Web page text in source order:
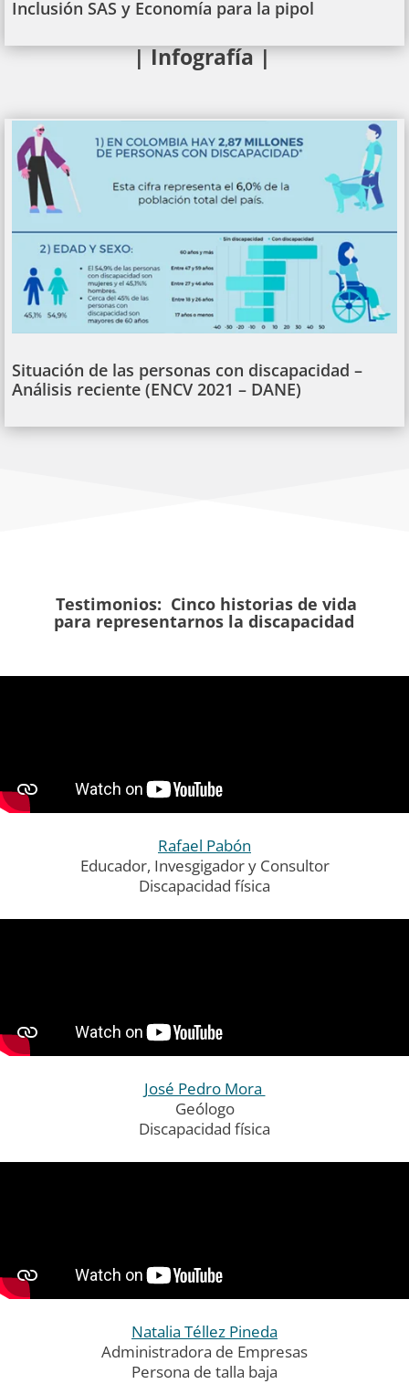
Inclusión SAS y Economía para la pipol
| Infografía |
Situación de las personas con discapacidad –
Análisis reciente (ENCV 2021 – DANE)
Testimonios: Cinco historias de vida
para representarnos la discapacidad
Rafael Pabón
Educador, Invesgigador y Consultor
Discapacidad física
José Pedro Mora
Geólogo
Discapacidad física
Natalia Téllez Pineda
Administradora de Empresas
Persona de talla baja